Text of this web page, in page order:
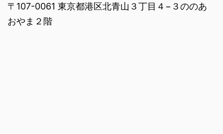
〒107-0061 東京都港区北青山３丁目４−３ののあ
おやま２階